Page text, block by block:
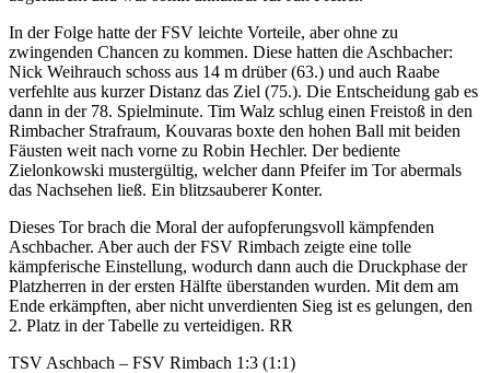
In der Folge hatte der FSV leichte Vorteile, aber ohne zu
zwingenden Chancen zu kommen. Diese hatten die Aschbacher:
Nick Weihrauch schoss aus 14 m drüber (63.) und auch Raabe
verfehlte aus kurzer Distanz das Ziel (75.). Die Entscheidung gab es
dann in der 78. Spielminute. Tim Walz schlug einen Freistoß in den
Rimbacher Strafraum, Kouvaras boxte den hohen Ball mit beiden
Fäusten weit nach vorne zu Robin Hechler. Der bediente
Zielonkowski mustergültig, welcher dann Pfeifer im Tor abermals
das Nachsehen ließ. Ein blitzsauberer Konter.
Dieses Tor brach die Moral der aufopferungsvoll kämpfenden
Aschbacher. Aber auch der FSV Rimbach zeigte eine tolle
kämpferische Einstellung, wodurch dann auch die Druckphase der
Platzherren in der ersten Hälfte überstanden wurden. Mit dem am
Ende erkämpften, aber nicht unverdienten Sieg ist es gelungen, den
2. Platz in der Tabelle zu verteidigen. RR
TSV Aschbach – FSV Rimbach 1:3 (1:1)